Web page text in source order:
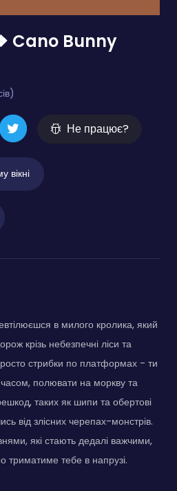
Cano Bunny
Не працює?
вікні
в милого кролика, який
крізь небезпечні ліси та
стрибки по платформах - ти
полювати на моркву та
таких як шипи та обертові
від злісних черепах-монстрів.
які стають дедалі важчими,
тебе в напрузі.